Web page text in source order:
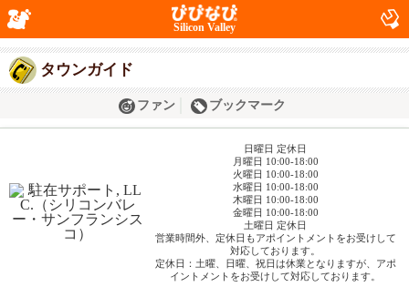
Silicon Valley
タウンガイド
ファン ブックマーク
日曜日 定休日
月曜日 10:00-18:00
火曜日 10:00-18:00
水曜日 10:00-18:00
木曜日 10:00-18:00
金曜日 10:00-18:00
土曜日 定休日
営業時間外、定休日もアポイントメントをお受けして
対応しております。
定休日：土曜、日曜、祝日は休業となりますが、アポ
イントメントをお受けして対応しております。